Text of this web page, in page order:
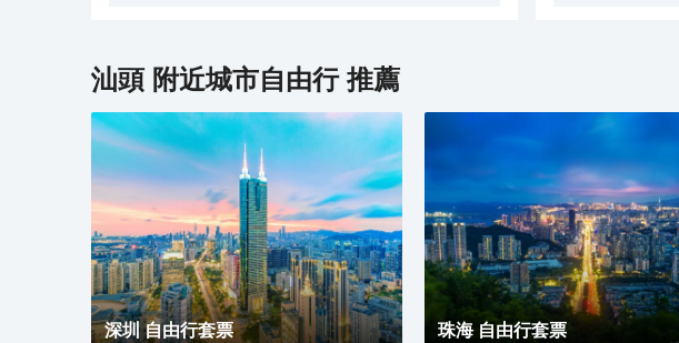
牌“Peter Thomas Roth”作為指定洗浴用品；獨具希爾
頓歡朋特色的“HUB” 大堂，集歡迎、聚會、休閒及商
務功能於一體，酒店同時設有健康格調全日制餐廳、多
功能精英會議室、樂動健身房、洗衣房等商務配套設
施，另客房設有親子沙發床和其他兒童用品，是您商旅
出行、親子出遊的理想下榻選擇！
汕頭附近城市自由行 推薦
深圳 自由行套票 珠海 自由行套票